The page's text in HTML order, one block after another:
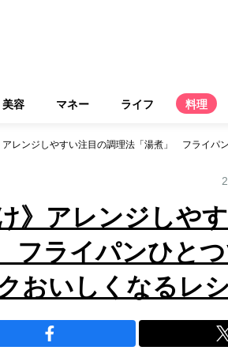
美容 マネー ライフ 料理
》アレンジしや
ライパンひとつ
おいしくなるレ